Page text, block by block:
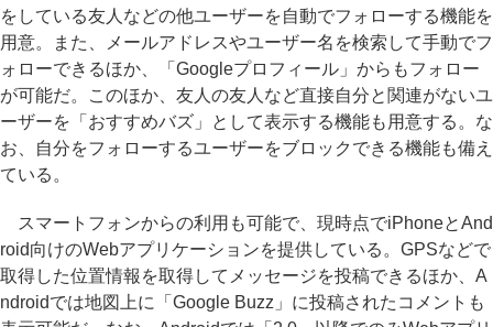
をしている友人などの他ユーザーを自動でフォローする機能を
用意。また、メールアドレスやユーザー名を検索して手動でフ
ォローできるほか、「Googleプロフィール」からもフォロー
が可能だ。このほか、友人の友人など直接自分と関連がないユ
ーザーを「おすすめバズ」として表示する機能も用意する。な
お、自分をフォローするユーザーをブロックできる機能も備え
ている。
スマートフォンからの利用も可能で、現時点でiPhoneとAnd
roid向けのWebアプリケーションを提供している。GPSなどで
取得した位置情報を取得してメッセージを投稿できるほか、A
ndroidでは地図上に「Google Buzz」に投稿されたコメントも